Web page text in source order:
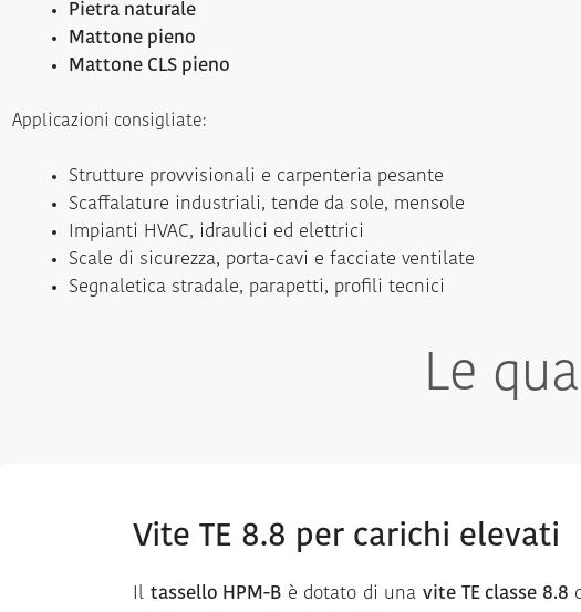
Pietra naturale
Mattone pieno
Mattone CLS pieno
Applicazioni consigliate:
Strutture provvisionali e carpenteria pesante
Scaffalature industriali, tende da sole, mensole
Impianti HVAC, idraulici ed elettrici
Scale di sicurezza, porta-cavi e facciate ventilate
Segnaletica stradale, parapetti, profili tecnici
Le
Vite TE 8.8 per carichi elevati
Il tassello HPM-B è dotato di una vite TE classe 8.8